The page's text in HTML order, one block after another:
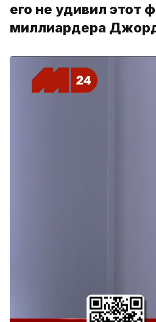
его не удивил этот
миллиардера